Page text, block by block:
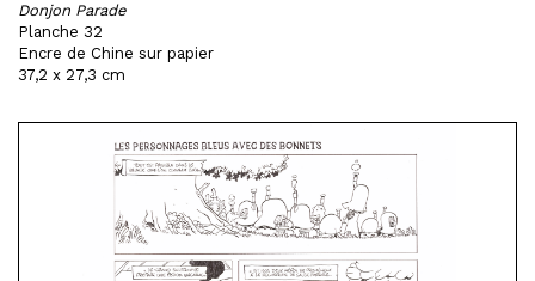
Donjon Parade
Planche 32
Encre de Chine sur papier
37,2 x 27,3 cm